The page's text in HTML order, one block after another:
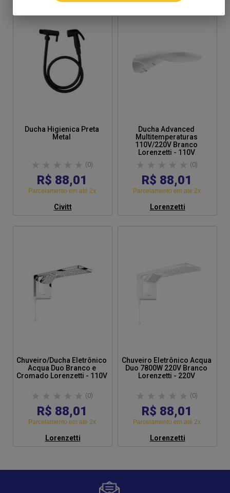
Ducha Higienica Preta
Metal
(0)
R$ 88,01
Parcelamento em até 2x
Civitt
Ducha Advanced
Multitemperaturas
110V/220V Branco
Lorenzetti - 110V
(0)
R$ 88,01
Parcelamento em até 2x
Lorenzetti
Chuveiro/Ducha Eletrônico
Acqua Duo Branco e
Cromado Lorenzetti - 110V
(0)
R$ 88,01
Parcelamento em até 2x
Lorenzetti
Chuveiro Eletrônico Acqua
Duo 7800W 220V Branco
Lorenzetti - 220V
(0)
R$ 88,01
Parcelamento em até 2x
Lorenzetti